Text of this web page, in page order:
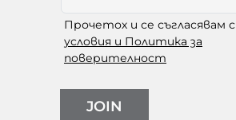
Прочетох и се съгласявам с
условия и Политика за
поверителност
JOIN